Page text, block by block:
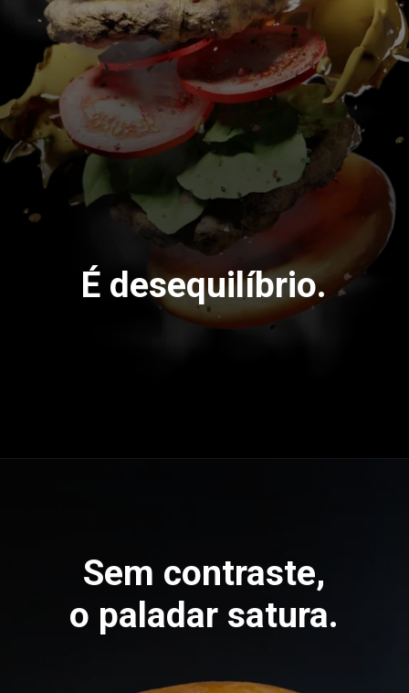
É desequilíbrio.
Sem contraste,
o paladar satura.